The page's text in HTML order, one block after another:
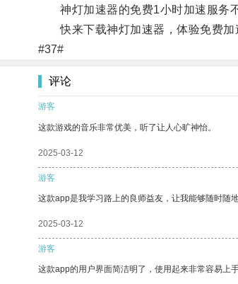
神灯加速器的免费1小时加速服务不
快来下载神灯加速器，体验免费加
#37#
评论
游客
这款游戏的音乐非常优美，听了让人心旷神怡。
2025-03-12
游客
这款app是我学习路上的良师益友，让我能够随时随
2025-03-12
游客
这款app的用户界面简洁明了，使用起来非常容易上